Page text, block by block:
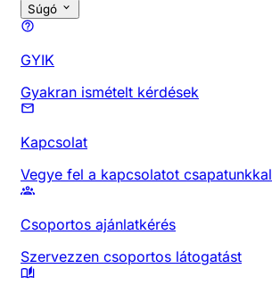
Súgó
GYIK
Gyakran ismételt kérdések
Kapcsolat
Vegye fel a kapcsolatot csapatunkkal
Csoportos ajánlatkérés
Szervezzen csoportos látogatást